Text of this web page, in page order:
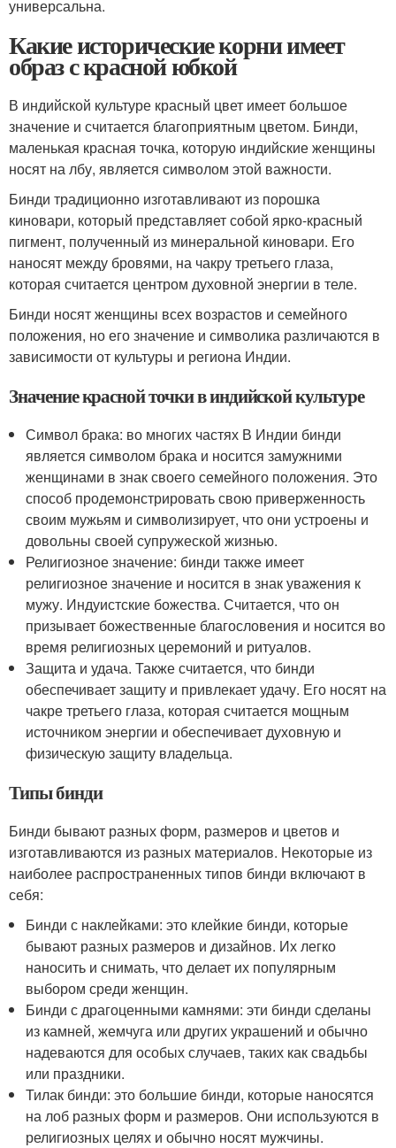
универсальна.
Какие исторические корни имеет
образ с красной юбкой
В индийской культуре красный цвет имеет большое
значение и считается благоприятным цветом. Бинди,
маленькая красная точка, которую индийские женщины
носят на лбу, является символом этой важности.
Бинди традиционно изготавливают из порошка
киновари, который представляет собой ярко-красный
пигмент, полученный из минеральной киновари. Его
наносят между бровями, на чакру третьего глаза,
которая считается центром духовной энергии в теле.
Бинди носят женщины всех возрастов и семейного
положения, но его значение и символика различаются в
зависимости от культуры и региона Индии.
Значение красной точки в индийской культуре
Символ брака: во многих частях В Индии бинди
является символом брака и носится замужними
женщинами в знак своего семейного положения. Это
способ продемонстрировать свою приверженность
своим мужьям и символизирует, что они устроены и
довольны своей супружеской жизнью.
Религиозное значение: бинди также имеет
религиозное значение и носится в знак уважения к
мужу. Индуистские божества. Считается, что он
призывает божественные благословения и носится во
время религиозных церемоний и ритуалов.
Защита и удача. Также считается, что бинди
обеспечивает защиту и привлекает удачу. Его носят на
чакре третьего глаза, которая считается мощным
источником энергии и обеспечивает духовную и
физическую защиту владельца.
Типы бинди
Бинди бывают разных форм, размеров и цветов и
изготавливаются из разных материалов. Некоторые из
наиболее распространенных типов бинди включают в
себя:
Бинди с наклейками: это клейкие бинди, которые
бывают разных размеров и дизайнов. Их легко
наносить и снимать, что делает их популярным
выбором среди женщин.
Бинди с драгоценными камнями: эти бинди сделаны
из камней, жемчуга или других украшений и обычно
надеваются для особых случаев, таких как свадьбы
или праздники.
Тилак бинди: это большие бинди, которые наносятся
на лоб разных форм и размеров. Они используются в
религиозных целях и обычно носят мужчины.